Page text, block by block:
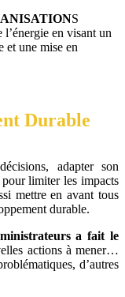
S
l’énergie en visant un
et une mise en
Durable
adapter son
limiter les impacts
mettre en avant tous
durable.
a fait le
actions à mener…
d’autres